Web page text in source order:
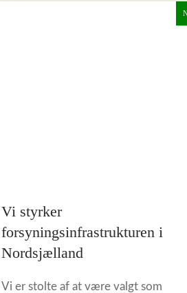
Vi styrker
forsyningsinfrastrukturen i
Nordsjælland
Vi er stolte af at være valgt som